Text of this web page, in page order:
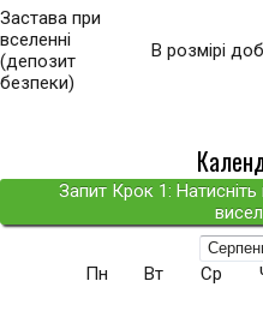
Застава при
вселенні
(депозит
безпеки)
В розмірі
Запит Крок 1:
Пн Вт Ср